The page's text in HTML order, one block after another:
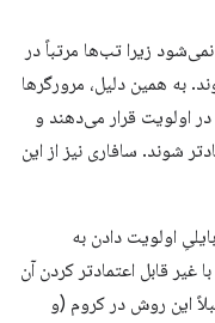
زیرا تب‌ها مرتباً در
به همین دلیل، مرورگرها
در اولویت قرار می‌دهند و
شوند. سافاری نیز از این
اولویت دادن به
غیر قابل اعتمادتر کردن آن
این روش در کروم (و